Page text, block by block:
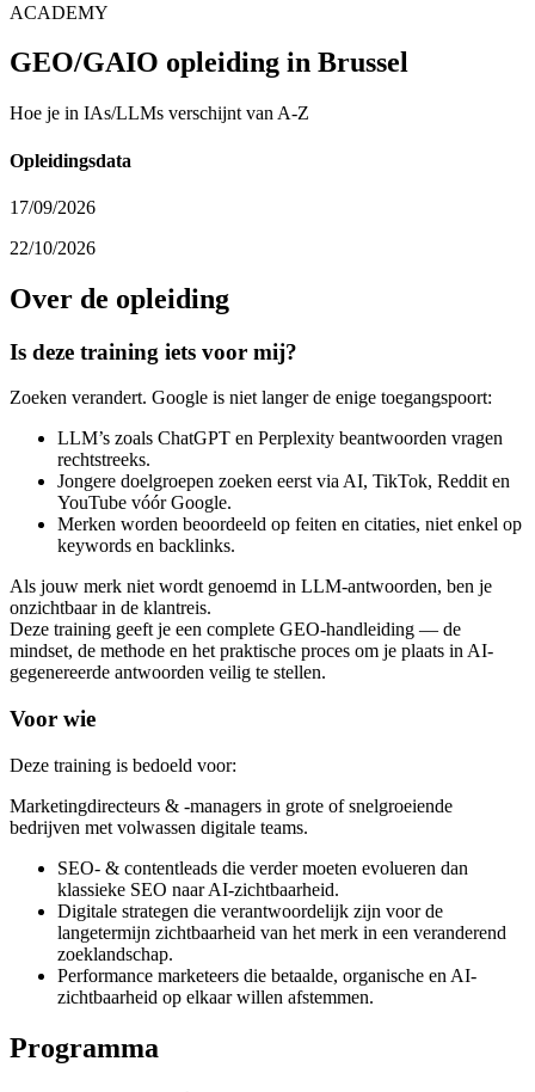
ACADEMY
GEO/GAIO opleiding in Brussel
Hoe je in IAs/LLMs verschijnt van A-Z
Opleidingsdata
17/09/2026
22/10/2026
Over de opleiding
Is deze training iets voor mij?
Zoeken verandert. Google is niet langer de enige toegangspoort:
LLM’s zoals ChatGPT en Perplexity beantwoorden vragen
rechtstreeks.
Jongere doelgroepen zoeken eerst via AI, TikTok, Reddit en
YouTube vóór Google.
Merken worden beoordeeld op feiten en citaties, niet enkel op
keywords en backlinks.
Als jouw merk niet wordt genoemd in LLM-antwoorden, ben je
onzichtbaar in de klantreis.
Deze training geeft je een complete GEO-handleiding — de
mindset, de methode en het praktische proces om je plaats in AI-
gegenereerde antwoorden veilig te stellen.
Voor wie
Deze training is bedoeld voor:
Marketingdirecteurs & -managers in grote of snelgroeiende
bedrijven met volwassen digitale teams.
SEO- & contentleads die verder moeten evolueren dan
klassieke SEO naar AI-zichtbaarheid.
Digitale strategen die verantwoordelijk zijn voor de
langetermijn zichtbaarheid van het merk in een veranderend
zoeklandschap.
Performance marketeers die betaalde, organische en AI-
zichtbaarheid op elkaar willen afstemmen.
Programma